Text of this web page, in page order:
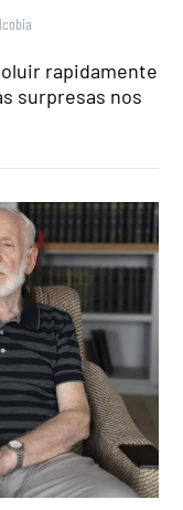
rapidamente
surpresas nos